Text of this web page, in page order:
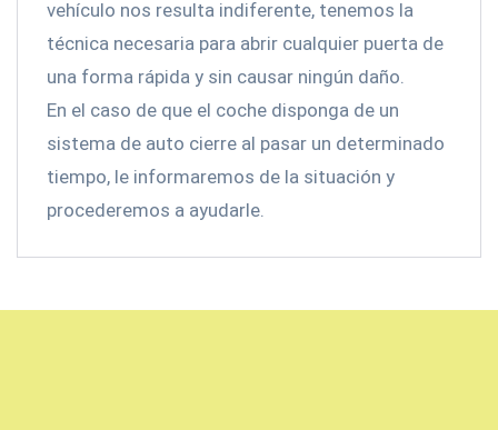
vehículo nos resulta indiferente, tenemos la
técnica necesaria para abrir cualquier puerta de
una forma rápida y sin causar ningún daño.
En el caso de que el coche disponga de un
sistema de auto cierre al pasar un determinado
tiempo, le informaremos de la situación y
procederemos a ayudarle.